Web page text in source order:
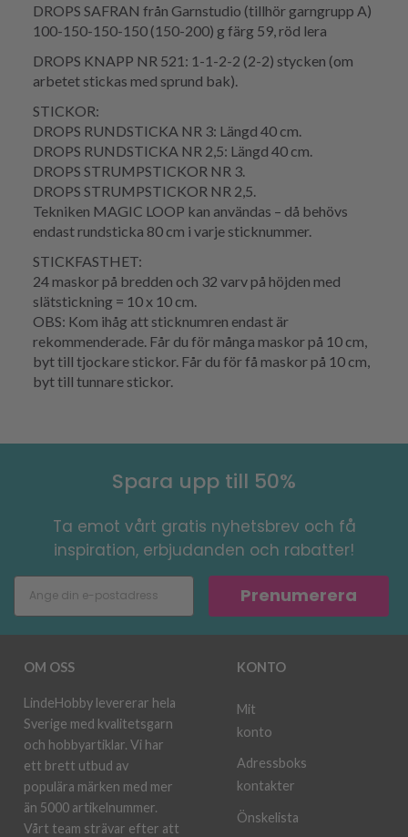
DROPS SAFRAN från Garnstudio (tillhör garngrupp A)
100-150-150-150 (150-200) g färg 59, röd lera
DROPS KNAPP NR 521: 1-1-2-2 (2-2) stycken (om
arbetet stickas med sprund bak).
STICKOR:
DROPS RUNDSTICKA NR 3: Längd 40 cm.
DROPS RUNDSTICKA NR 2,5: Längd 40 cm.
DROPS STRUMPSTICKOR NR 3.
DROPS STRUMPSTICKOR NR 2,5.
Tekniken MAGIC LOOP kan användas – då behövs
endast rundsticka 80 cm i varje sticknummer.
STICKFASTHET:
24 maskor på bredden och 32 varv på höjden med
slätstickning = 10 x 10 cm.
OBS: Kom ihåg att sticknumren endast är
rekommenderade. Får du för många maskor på 10 cm,
byt till tjockare stickor. Får du för få maskor på 10 cm,
byt till tunnare stickor.
Spara upp till 50%
Ta emot vårt gratis nyhetsbrev och få
inspiration, erbjudanden och rabatter!
Prenumerera
OM OSS
LindeHobby levererar hela
Sverige med kvalitetsgarn
och hobbyartiklar. Vi har
ett brett utbud av
populära märken med mer
än 5000 artikelnummer.
Vårt team strävar efter att
KONTO
Mit
konto
Adressboks
kontakter
Önskelista